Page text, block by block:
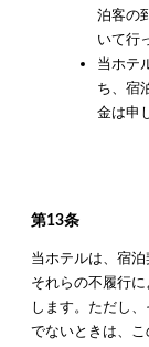
泊客の
いて行
当ホテ
ち、宿
金は申
第13条
当ホテルは、宿
それらの不履行
します。ただし
でないときは、こ